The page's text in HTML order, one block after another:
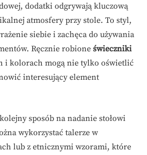
dodatki odgrywają kluczową
atmosfery przy stole. To styl,
siebie i zachęca do używania
Ręcznie robione świeczniki
i kolorach mogą nie tylko oświetlić
interesujący element
sposób na nadanie stołowi
wykorzystać talerze w
lub z etnicznymi wzorami, które